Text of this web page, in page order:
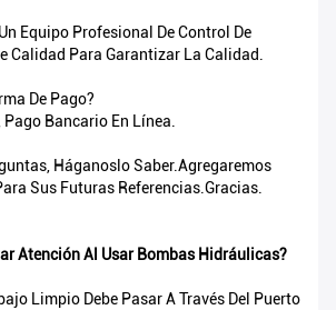
Equipo Profesional De Control De
Calidad Para Garantizar La Calidad.
De Pago?
Pago Bancario En Línea.
Háganoslo Saber.Agregaremos
Sus Futuras Referencias.Gracias.
Atención Al Usar Bombas Hidráulicas?
Limpio Debe Pasar A Través Del Puerto